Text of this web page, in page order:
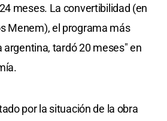
meses. La convertibilidad (en
Menem), el programa más
argentina, tardó 20 meses" en
por la situación de la obra